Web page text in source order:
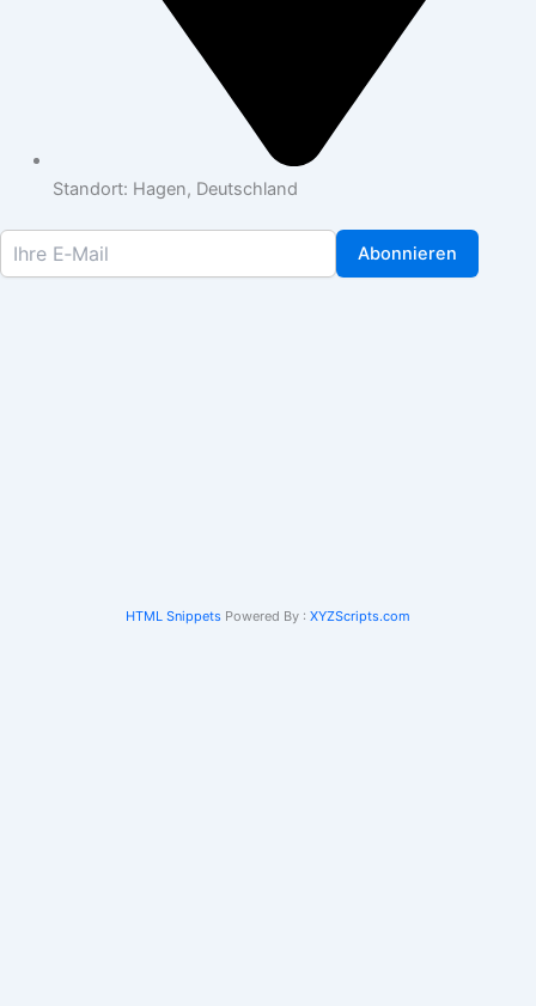
Standort: Hagen, Deutschland
Abonnieren
HTML Snippets Powered By : XYZScripts.com